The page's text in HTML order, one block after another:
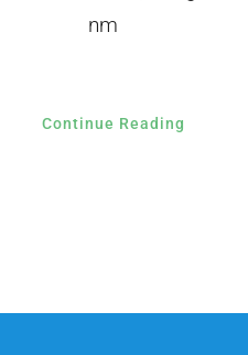
nm
Continue Reading